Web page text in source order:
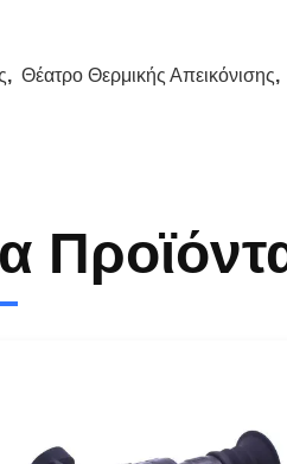
, Θέατρο Θερμικής Απεικόνισης,